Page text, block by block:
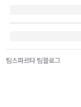
팀스파르타 팀블로그